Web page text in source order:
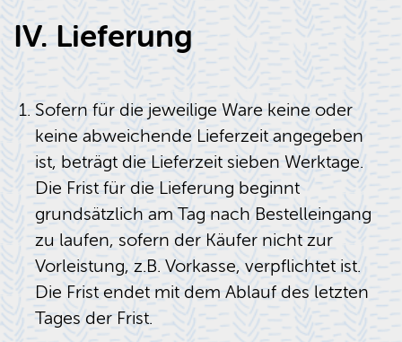
IV. Lieferung
Sofern für die jeweilige Ware keine oder
keine abweichende Lieferzeit angegeben
ist, beträgt die Lieferzeit sieben Werktage.
Die Frist für die Lieferung beginnt
grundsätzlich am Tag nach Bestelleingang
zu laufen, sofern der Käufer nicht zur
Vorleistung, z.B. Vorkasse, verpflichtet ist.
Die Frist endet mit dem Ablauf des letzten
Tages der Frist.